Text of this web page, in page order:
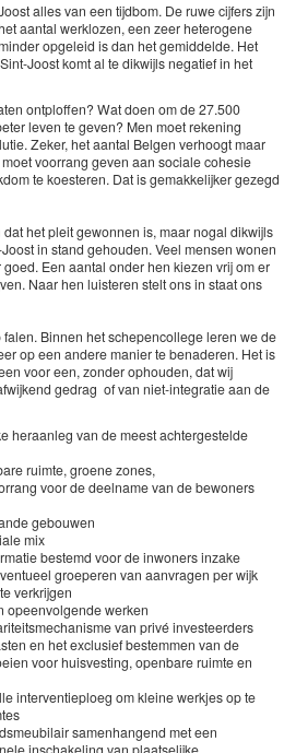
alles van een tijdbom. De ruwe cijfers zijn
aantal werklozen, een zeer heterogene
opgeleid is dan het gemiddelde. Het
Joost komt al te dikwijls negatief in het
ontploffen? Wat doen om de 27.500
leven te geven? Men moet rekening
Zeker, het aantal Belgen verhoogt maar
voorrang geven aan sociale cohesie
te koesteren. Dat is gemakkelijker gezegd
het pleit gewonnen is, maar nogal dikwijls
in stand gehouden. Veel mensen wonen
Een aantal onder hen kiezen vrij om er
Naar hen luisteren stelt ons in staat ons
Binnen het schepencollege leren we de
op een andere manier te benaderen. Het is
voor een, zonder ophouden, dat wij
gedrag of van niet-integratie aan de
heraanleg van de meest achtergestelde
ruimte, groene zones,
voor de deelname van de bewoners
gebouwen
mix
bestemd voor de inwoners inzake
groeperen van aanvragen per wijk
verkrijgen
opeenvolgende werken
van privé investeerders
en het exclusief bestemmen van de
voor huisvesting, openbare ruimte en
interventieploeg om kleine werkjes op te
samenhangend met een
inschakeling van plaatselijke